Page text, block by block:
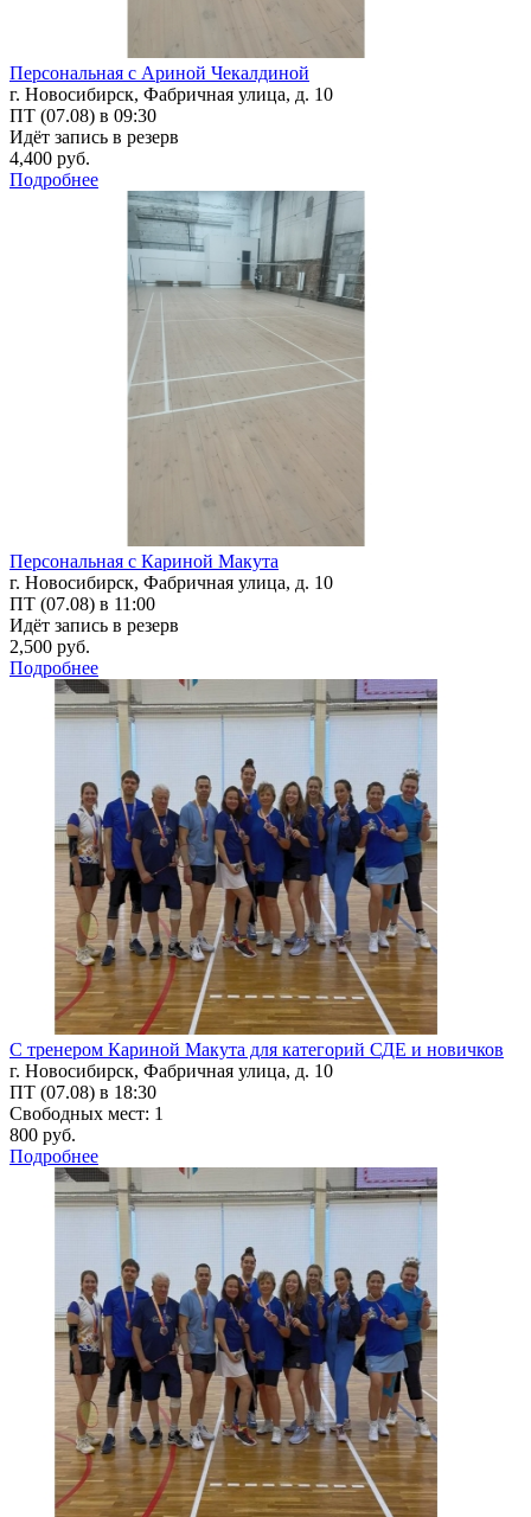
Персональная с Ариной Чекалдиной
г. Новосибирск, Фабричная улица, д. 10
ПТ (07.08) в 09:30
Идёт запись в резерв
4,400 руб.
Подробнее
Персональная с Кариной Макута
г. Новосибирск, Фабричная улица, д. 10
ПТ (07.08) в 11:00
Идёт запись в резерв
2,500 руб.
Подробнее
С тренером Кариной Макута для категорий СДЕ и новичков
г. Новосибирск, Фабричная улица, д. 10
ПТ (07.08) в 18:30
Свободных мест: 1
800 руб.
Подробнее